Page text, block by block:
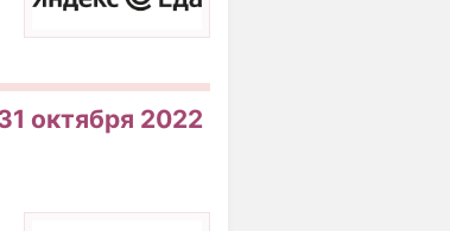
октября 2022